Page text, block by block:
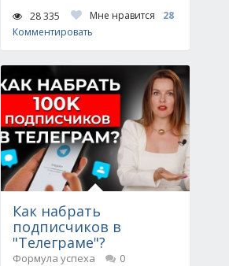
28 335 Мне нравится
28
Комментировать
Как набрать
подписчиков в
"Телеграме"?
Формула успеха
0